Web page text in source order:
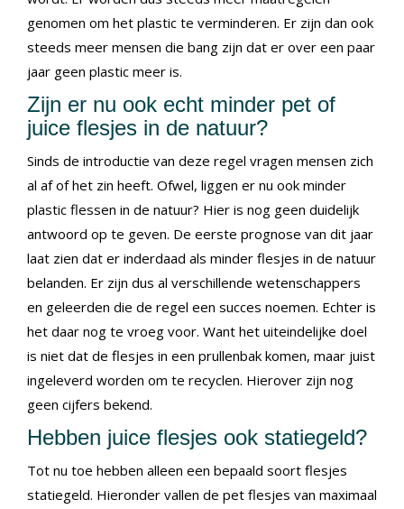
genomen om het plastic te verminderen. Er zijn dan ook
steeds meer mensen die bang zijn dat er over een paar
jaar geen plastic meer is.
Zijn er nu ook echt minder pet of
juice flesjes in de natuur?
Sinds de introductie van deze regel vragen mensen zich
al af of het zin heeft. Ofwel, liggen er nu ook minder
plastic flessen in de natuur? Hier is nog geen duidelijk
antwoord op te geven. De eerste prognose van dit jaar
laat zien dat er inderdaad als minder flesjes in de natuur
belanden. Er zijn dus al verschillende wetenschappers
en geleerden die de regel een succes noemen. Echter is
het daar nog te vroeg voor. Want het uiteindelijke doel
is niet dat de flesjes in een prullenbak komen, maar juist
ingeleverd worden om te recyclen. Hierover zijn nog
geen cijfers bekend.
Hebben juice flesjes ook statiegeld?
Tot nu toe hebben alleen een bepaald soort flesjes
statiegeld. Hieronder vallen de pet flesjes van maximaal